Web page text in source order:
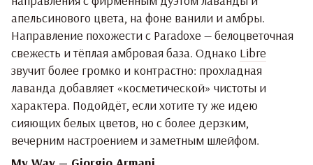
апельсинового цвета, на фоне ванили и амбры.
Направление похожести с Paradoxe — белоцветочная
свежесть и тёплая амбровая база. Однако Libre
звучит более громко и контрастно: прохладная
лаванда добавляет «косметической» чистоты и
характера. Подойдёт, если хотите ту же идею
сияющих белых цветов, но с более дерзким,
вечерним настроением и заметным шлейфом.